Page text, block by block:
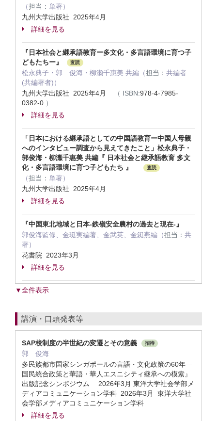
（担当： 単著）
九州大学出版社 2025年4月
詳細を見る
『日本社会と継承語教育ー多文化・多言語環境に育つ子
どもたちー』
査読
松永典子・郭 俊海・柳瀬千惠美 共編（担当： 共編者
(共編著者)）
九州大学出版社 2025年4月
（ ISBN:978-4-7985-
0382-0 ）
詳細を見る
「日本における継承語としての中国語教育ー中国人母親
へのインタビュー調査から見えてきたこと」松永典子・
郭俊海・柳瀬千惠美 共編『 日本社会と継承語教育 多文
化・多言語環境に育つ子どもたち 』
査読
（担当： 単著）
九州大学出版社 2025年4月
詳細を見る
『中国東北地域と日本-鉄嶺安全農村の過去と現在-』
郭俊海監修、金珽実編著、金武英、金鋌燕編（担当： 共
著）
花書院 2023年3月
詳細を見る
▼全件表示
講演・口頭発表等
SAP校制度の半世紀の変遷とその意義 招待
郭 俊海
多民族都市国家シンガポールの言語・文化政策の60年―
国民統合政策と華語・華人エスニシティ継承への模索』
出版記念シンポジウム 2026年3月 東洋大学社会学部メ
ディアコミュニケーション学科 2026年3月 東洋大学社
会学部メディアコミュニケーション学科
詳細を見る